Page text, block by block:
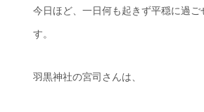
今日ほど、一日何も起きず平穏に過
す。
羽黒神社の宮司さんは、